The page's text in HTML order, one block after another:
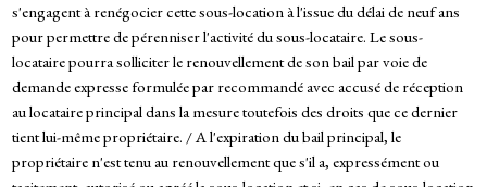
s'engagent à renégocier cette sous-location à l'issue du délai de neuf ans
pour permettre de pérenniser l'activité du sous-locataire. Le sous-
locataire pourra solliciter le renouvellement de son bail par voie de
demande expresse formulée par recommandé avec accusé de réception
au locataire principal dans la mesure toutefois des droits que ce dernier
tient lui-même propriétaire. / A l'expiration du bail principal, le
propriétaire n'est tenu au renouvellement que s'il a, expressément ou